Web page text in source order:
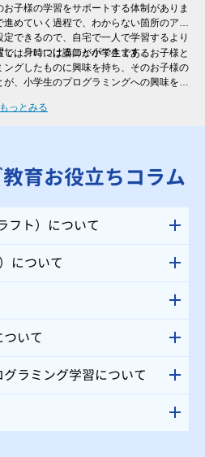
子様の学習をサポートする体制がありま
めていく過程で、わからない箇所のアド
できるので、自宅で一人で学習するより
、身につけることができます。
は、時には講師が小学生であるお子様と
グしたものに興味を持ち、そのお子様の
、小学生のプログラミングへの興味を継
プログラミング教室 個別教室のマナ
もっとみる
育お役立ちコラム
フト）について
について
いて
ラミング学習について